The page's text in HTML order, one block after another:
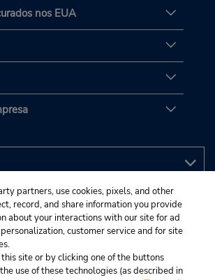
nos EUA
partners, use cookies, pixels, and other
record, and share information you provide
about your interactions with our site for ad
customer service and for site
site or by clicking one of the buttons
use of these technologies (as described in